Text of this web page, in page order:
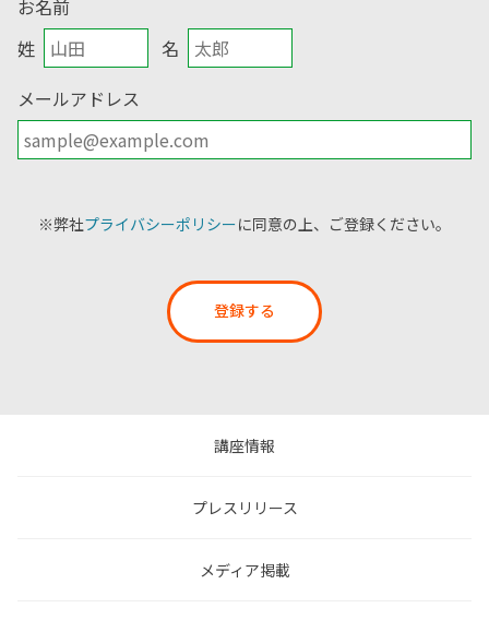
お名前
姓
名
メールアドレス
※弊社プライバシーポリシーに同意の上、ご登録ください。
登録する
講座情報
プレスリリース
メディア掲載